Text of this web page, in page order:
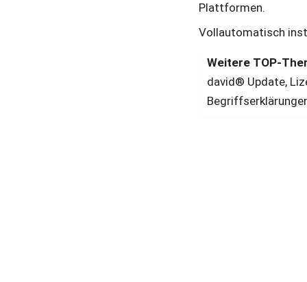
Plattformen.
Vollautomatisch
Weitere TOP-
david® Update,